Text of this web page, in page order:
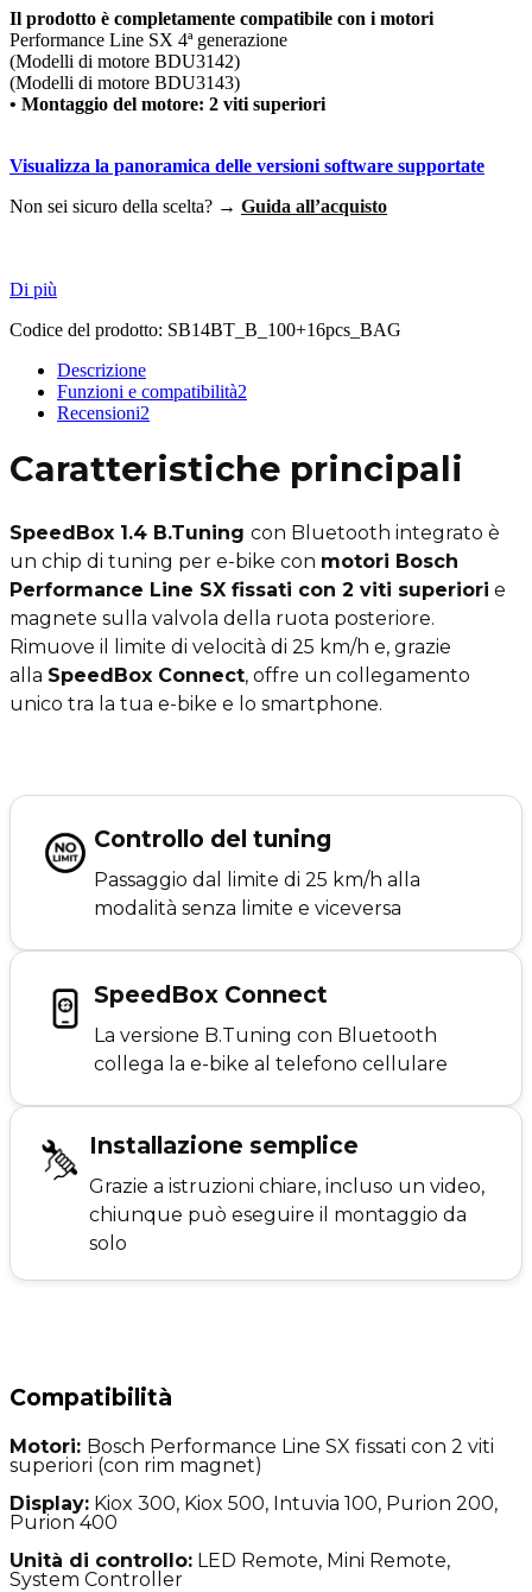
Il prodotto è completamente compatibile con i motori
Performance Line SX 4ª generazione
(Modelli di motore BDU3142)
(Modelli di motore BDU3143)
• Montaggio del motore: 2 viti superiori
Visualizza la panoramica delle versioni software supportate
Non sei sicuro della scelta? → Guida all’acquisto
Di più
Codice del prodotto: SB14BT_B_100+16pcs_BAG
Descrizione
Funzioni e compatibilità2
Recensioni2
Caratteristiche principali
SpeedBox 1.4 B.Tuning con Bluetooth integrato è
un chip di tuning per e-bike con motori Bosch
Performance Line SX fissati con 2 viti superiori e
magnete sulla valvola della ruota posteriore.
Rimuove il limite di velocità di 25 km/h e, grazie
alla SpeedBox Connect, offre un collegamento
unico tra la tua e-bike e lo smartphone.
Controllo del tuning
Passaggio dal limite di 25 km/h alla
modalità senza limite e viceversa
SpeedBox Connect
La versione B.Tuning con Bluetooth
collega la e-bike al telefono cellulare
Installazione semplice
Grazie a istruzioni chiare, incluso un video,
chiunque può eseguire il montaggio da
solo
Compatibilità
Motori: Bosch Performance Line SX fissati con 2 viti
superiori (con rim magnet)
Display: Kiox 300, Kiox 500, Intuvia 100, Purion 200,
Purion 400
Unità di controllo: LED Remote, Mini Remote,
System Controller